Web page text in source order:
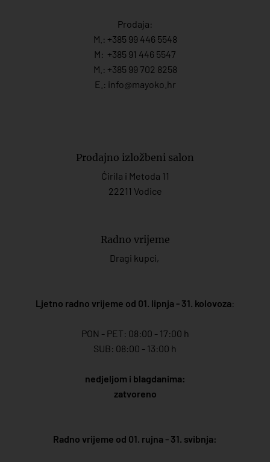
Prodaja:
M.: +385 99 446 5548
M: +385 91 446 5547
M.: +385 99 702 8258
E.: info@mayoko. hr
Prodajno izložbeni salon
Ćirila i Metoda 11
22211 Vodice
Radno vrijeme
Dragi kupci,
Ljetno radno vrijeme od 01. lipnja - 31. kolovoza:
PON - PET: 08:00 - 17:00 h
SUB: 08:00 - 13:00 h
nedjeljom i blagdanima:
zatvoreno
Radno vrijeme od 01. rujna - 31. svibnja: